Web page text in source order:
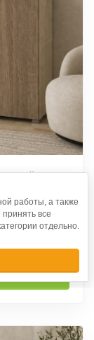
/ дуб
работы, а также
все
отдельно.